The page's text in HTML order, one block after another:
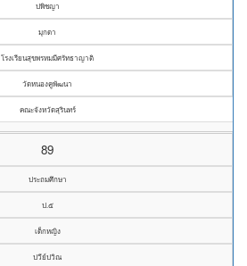
ปพิชญา
มุกดา
โรงเรียนสุขพรหมมีศรัทธาญาติ
วัดหนองคูพัฒนา
คณะจังหวัดสุรินทร์
89
ประถมศึกษา
ป.๕
เด็กหญิง
ปวีย์ปวิณ